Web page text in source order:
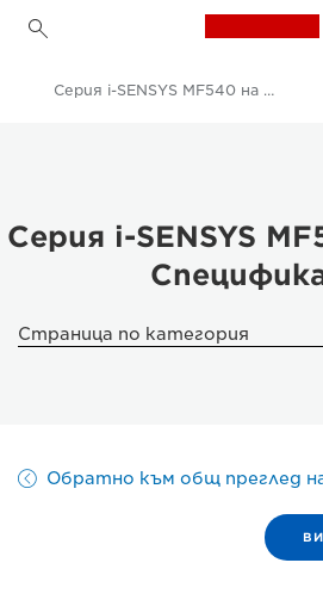
Бизнес продукти
Бизнес принтери и факс машини
Серия i-SENSYS MF540 на Canon
Серия i-SENSYS
Страница по категория
Обратно към общ преглед